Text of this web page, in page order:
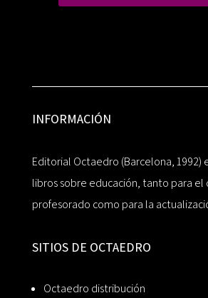
INFORMACIÓN
Editorial Octaedro (Barcelona, 1992)
libros sobre educación, tanto para
profesorado como para la
SITIOS DE OCTAEDRO
Octaedro distribución